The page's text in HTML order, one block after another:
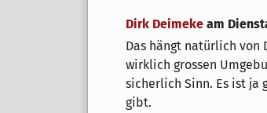
Dirk Deimeke am
Das hängt natürlich von
wirklich grossen
sicherlich Sinn. Es ist ja
gibt.